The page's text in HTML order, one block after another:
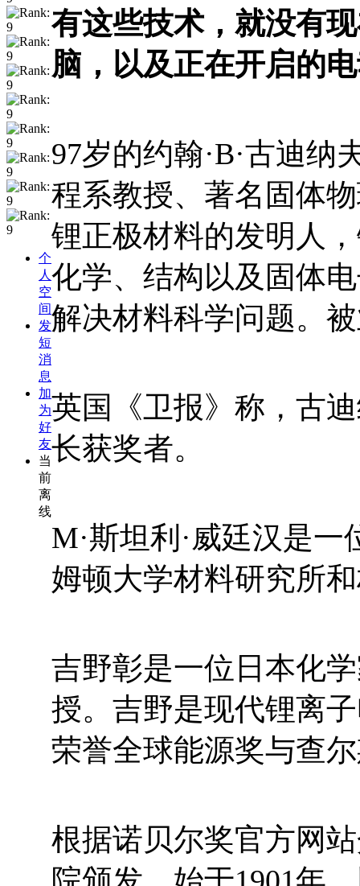
个
人
空
间
发
短
消
息
加
为
好
友
当
前
离
线
有这些技术，就没有
脑，以及正在开启的
97岁的约翰·B·古迪
程系教授、著名固体
锂正极材料的发明人
化学、结构以及固体
解决材料科学问题。
英国《卫报》称，古
长获奖者。
M·斯坦利·威廷汉是
姆顿大学材料研究所
吉野彰是一位日本化
授。吉野是现代锂离
荣誉全球能源奖与查
根据诺贝尔奖官方网